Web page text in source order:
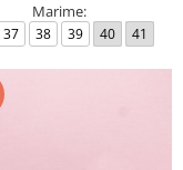
Marime:
37 38 39 40 41